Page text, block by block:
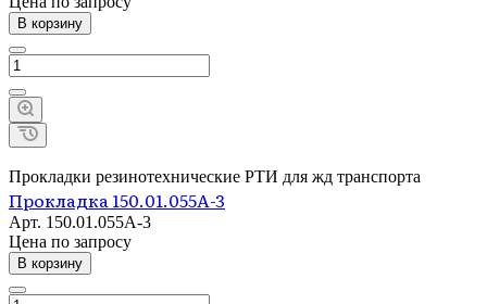
В корзину
Прокладки резинотехнические РТИ для жд транспорта
Прокладка 150.01.055А-3
Арт. 150.01.055А-3
Цена по запросу
В корзину